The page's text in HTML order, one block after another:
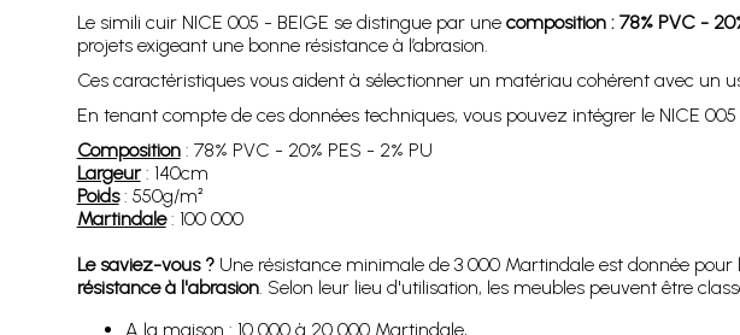
Le simili cuir NICE 005 - BEIGE se distingue par une composition : 78% PVC -
projets exigeant une bonne résistance à l’abrasion.
Ces caractéristiques vous aident à sélectionner un matériau cohérent avec un
En tenant compte de ces données techniques, vous pouvez intégrer le NICE
Composition: 78% PVC - 20% PES - 2% PU
Largeur: 140cm
Poids: 550g/m²
Martindale: 100 000
Le saviez-vous ?Une résistance minimale de 3 000 Martindale est donnée
résistance à l'abrasion. Selon leur lieu d'utilisation, les meubles peuvent être
A la maison : 10 000 à 20 000 Martindale,